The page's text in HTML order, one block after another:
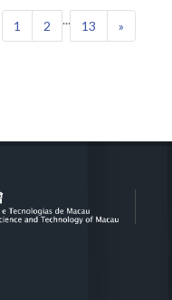
1 2 ... 13 »